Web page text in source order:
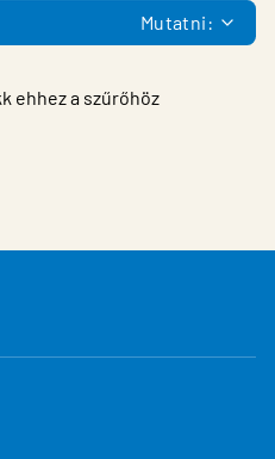
Mutatni:
ehhez a szűrőhöz